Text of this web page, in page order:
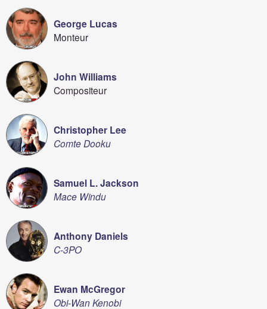
George Lucas
Monteur
John Williams
Compositeur
Christopher Lee
Comte Dooku
Samuel L. Jackson
Mace Windu
Anthony Daniels
C-3PO
Ewan McGregor
Obi-Wan Kenobi